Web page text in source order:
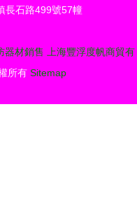
長石路499號57幢
器材銷售
上海豐浮度帆商貿有
所有 Sitemap